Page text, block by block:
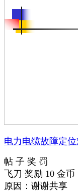
电力电缆故障定
帖 子 奖 罚
飞刀 奖励 10 金
原因：谢谢共享